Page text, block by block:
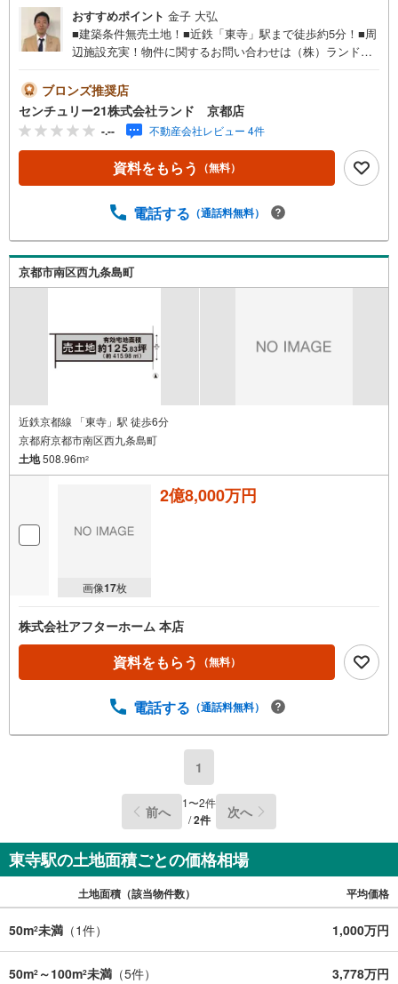
おすすめポイント 金子 大弘
■建築条件無売土地！■近鉄「東寺」駅まで徒歩約5分！■周
辺施設充実！物件に関するお問い合わせは（株）ランド
ュリー21ランドについて＞●センチュリー21ランド京都店
は・・・ お客様のご希望をお客様の目線でご満足いただ
けるお住いを全力でお探し致します！●購入・売却・ローン
のご相談など、些細なことでもお気軽にご相談下さいま
せ！●リフォームのご相談も承っております。○京阪鴨東線
「出町柳」駅 徒歩約6分○京都市営地下鉄烏丸線 「今出
日定休日※祝日は営業）事前にご連絡いただけますと、スム
ブロンズ推奨店
センチュリー21株式会社ランド 京都店
-.-- 不動産会社レビュー 4件
資料をもらう （無料）
電話する （通話料無料）
京都市南区西九条島町
近鉄京都線 「東寺」駅 徒歩6分
京都府京都市南区西九条島町
土地508.96m2
画像17枚
2億8,000万円
株式会社アフターホーム 本店
資料をもらう （無料）
電話する （通話料無料）
1
前へ 1〜2件
/2件 次へ
東寺駅の土地面積ごとの価格相場
土地面積（該当物件数） 平均価格
50m2未満 （1件） 1,000万円
50m2 ～100m2未満 （5件） 3,778万円